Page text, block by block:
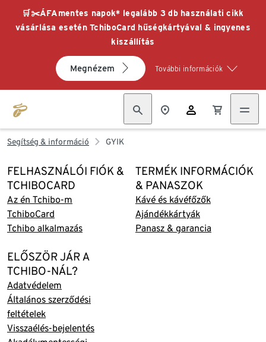
🛒✂️ÁFAmentes napok* legalább 3 db használati cikk
vásárlása esetén TchiboCard hűségkártyával & ingyenes
kiszállítás
Megnézem További információk
Segítség & információ GYIK
FELHASZNÁLÓI FIÓK &
TCHIBOCARD
Az én Tchibo-m
TchiboCard
Tchibo alkalmazás
TERMÉK INFORMÁCIÓK
& PANASZOK
Kávé és kávéfőzők
Ajándékkártyák
Panasz & garancia
ELŐSZÖR JÁR A
TCHIBO-NÁL?
Adatvédelem
Általános szerződési
feltételek
Visszaélés-bejelentés